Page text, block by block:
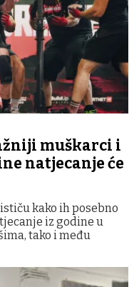
muškarci i
natjecanje će
kako ih posebno
iz godine u
tako i među